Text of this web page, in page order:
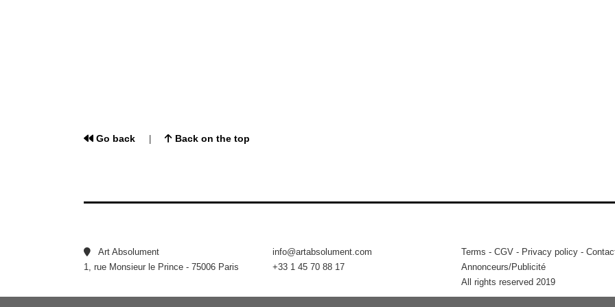
Go back Back on the top
Art Absolument
1, rue Monsieur le Prince - 75006 Paris
info@artabsolument.com
+33 1 45 70 88 17
Terms - CGV - Privacy policy -
Annonceurs/Publicité
All rights reserved 2019